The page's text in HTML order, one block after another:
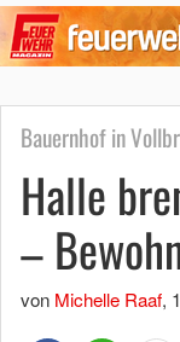
Bauernhof in
Halle
–
von Michelle Raaf,